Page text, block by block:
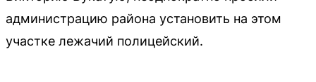
администрацию района установить на этом
участке лежачий полицейский.